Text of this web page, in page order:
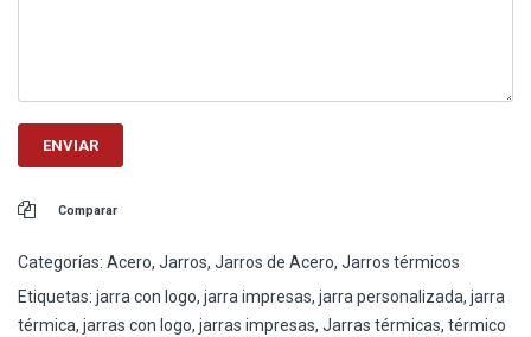
Comparar
Categorías: Acero, Jarros, Jarros de Acero, Jarros térmicos
Etiquetas: jarra con logo, jarra impresas, jarra personalizada, jarra
térmica, jarras con logo, jarras impresas, Jarras térmicas, térmico